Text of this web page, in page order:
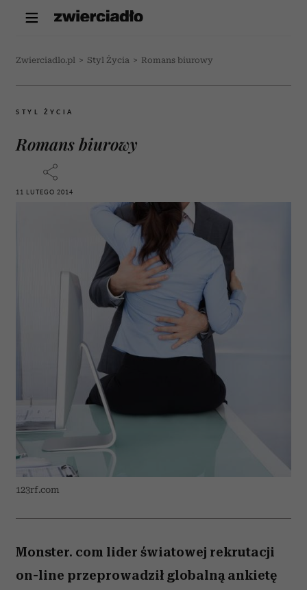
Zwierciadlo.pl > Styl Życia > Romans biurowy
STYL ŻYCIA
Romans biurowy
11 LUTEGO 2014
123rf.com
Monster. com lider światowej rekrutacji
on-line przeprowadził globalną ankietę